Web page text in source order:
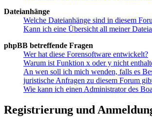
Dateianhänge
Welche Dateianhänge sind in diesem
Kann ich eine Übersicht all meiner
phpBB betreffende Fragen
Wer hat diese Forensoftware entwickelt?
Warum ist Funktion x oder y nicht
An wen soll ich mich wenden, falls es
juristische Anfragen zu diesem Forum
Wie kann ich einen Administrator des
Registrierung und